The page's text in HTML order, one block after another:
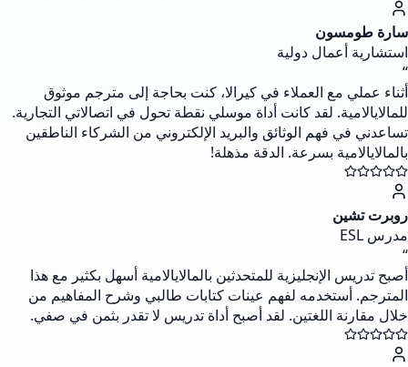
سارة طومسون
استشارية أعمال دولية
“
أثناء عملي مع العملاء في كيرالا، كنت بحاجة إلى مترجم موثوق
للمالايالامية. لقد كانت أداة موسلي نقطة تحول في اتصالاتي التجارية.
تساعدني في فهم الوثائق والبريد الإلكتروني من الشركاء الناطقين
بالمالايالامية بسرعة. الدقة مذهلة!
روبرت تشين
مدرس ESL
“
أصبح تدريس الإنجليزية للمتحدثين بالمالايالامية أسهل بكثير مع هذا
المترجم. أستخدمه لفهم عينات كتابات طالبي وشرح المفاهيم من
خلال مقارنة اللغتين. لقد أصبح أداة تدريس لا تقدر بثمن في صفي.